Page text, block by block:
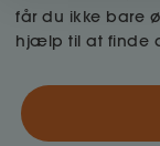
får du ikke bare
hjælp til at finde